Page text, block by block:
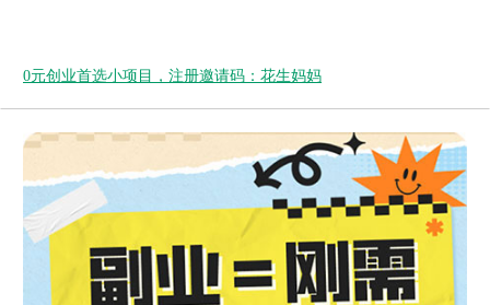
0元创业首选小项目，注册邀请码：花生妈妈